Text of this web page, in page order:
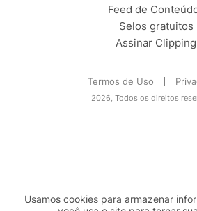
Feed de
Selos gratuitos
Assinar Clipping
Termos de Uso
2026, Todos os direitos
Usamos cookies para armazenar